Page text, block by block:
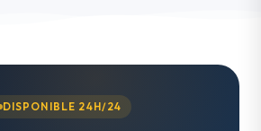
DISPONIBLE 24H/24